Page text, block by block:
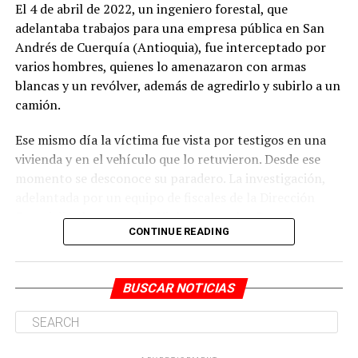
Antes de salir del inmueble con el cuerpo de la víctima,
habrían desplegado acciones para ocultar la evidencia
del crimen.
encargado de conducir el vehículo en el que todos los
procesados trasladaron el cuerpo de la mujer hasta la
zona rural del corregimiento La Buitrera, donde fue
El 4 de abril de 2022, un ingeniero forestal, que
adelantaba trabajos para una empresa pública en San
Andrés de Cuerquía (Antioquia), fue interceptado por
varios hombres, quienes lo amenazaron con armas
blancas y un revólver, además de agredirlo y subirlo a un
camión.
Ese mismo día la víctima fue vista por testigos en una
vivienda y en el vehículo que lo retuvieron. Desde ese
momento se desconoce su paradero. La investigación,
Especializada contra las Violaciones a los Derechos
Humanos, estableció que los responsables de la
organizado (GDO).
Los Mesa que delinquen en el noroccidente antioqueño.
Willington Ortiz Muñoz, alias Willy, para la época de los
CONTINUE READING
BUSCAR NOTICIAS